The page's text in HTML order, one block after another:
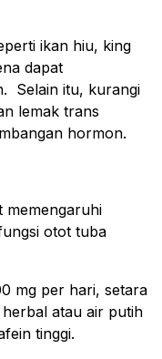
ikan hiu, king
dapat
Selain itu, kurangi
lemak trans
hormon.
memengaruhi
otot tuba
mg per hari, setara
atau air putih
tinggi.